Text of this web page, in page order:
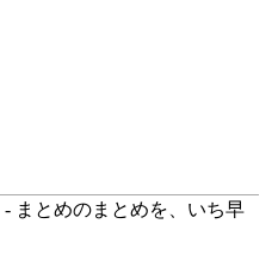
- まとめのまとめを、いち早